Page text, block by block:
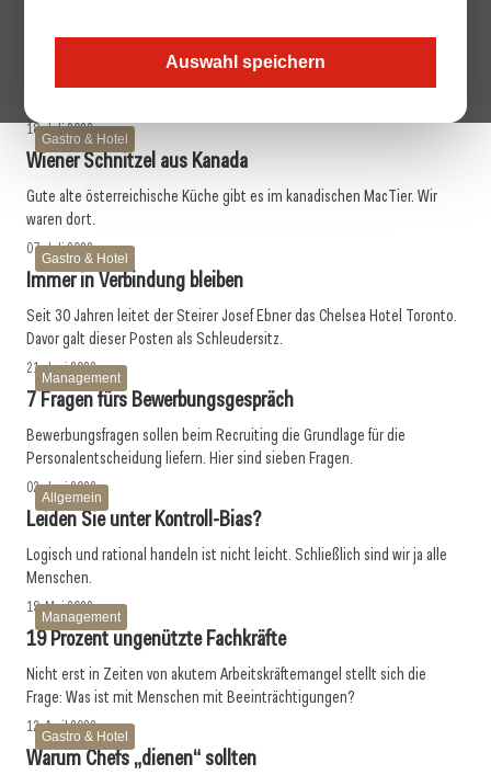
Auswahl speichern
Schrei mich nicht an!
Zorn, Frus­tration, Demütigung – und Rachedurst. Keine gute Idee, wenn
Gastro & Hotel
18. Juli 2022
Wiener Schnitzel aus Kanada
Gute alte österreichische Küche gibt es im kanadischen MacTier. Wir
waren dort.
Gastro & Hotel
07. Juli 2022
Immer in Verbindung bleiben
Seit 30 Jahren leitet der Steirer Josef Ebner das Chelsea Hotel Toronto.
Davor galt dieser Posten als Schleudersitz.
Management
21. Juni 2022
7 Fragen fürs Bewerbungsgespräch
Bewerbungsfragen sollen beim Recruiting die Grundlage für die
Personalentscheidung liefern. Hier sind sieben Fragen.
Allgemein
02. Juni 2022
Leiden Sie unter Kontroll-Bias?
Logisch und rational handeln ist nicht leicht. Schließlich sind wir ja alle
Menschen.
Management
19. Mai 2022
19 Prozent ­ungenützte ­Fachkräfte
Nicht erst in Zeiten von akutem Arbeitskräftemangel stellt sich die
Frage: Was ist mit Menschen mit Beeinträchtigungen?
Gastro & Hotel
12. April 2022
Warum Chefs „dienen“ sollten